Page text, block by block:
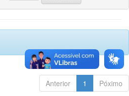
Anterior 1 Póximo